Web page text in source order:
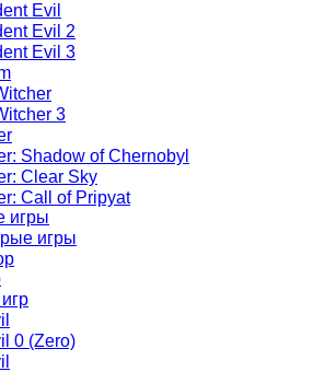
Evil
Evil 2
Evil 3
3
Shadow of Chernobyl
Clear Sky
Call of Pripyat
игры
игры
0 (Zero)